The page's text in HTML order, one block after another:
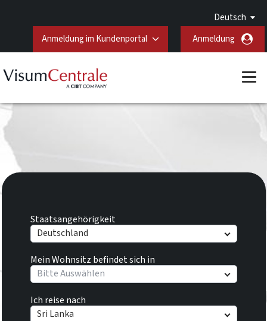
Deutsch
Anmeldung im Kundenportal
Anmeldung
Staatsangehörigkeit
Deutschland
Mein Wohnsitz befindet sich in
Bitte Auswählen
Ich reise nach
Sri Lanka